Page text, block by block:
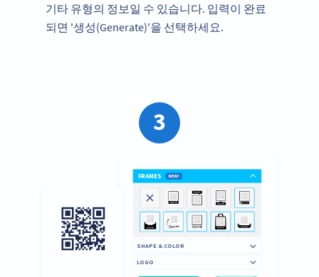
기타 유형의 정보일 수 있습니다. 입력이 완료
되면 '생성(Generate)'을 선택하세요.
3